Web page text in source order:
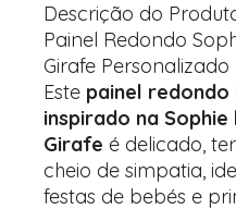
Descrição do
Painel Redondo
Girafe Personalizado
Este painel
inspirado na Sophie
Girafe é delicado,
cheio de simpatia,
festas de bebés e